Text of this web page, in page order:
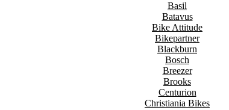
Basil
Batavus
Bike Attitude
Bikepartner
Blackburn
Bosch
Breezer
Brooks
Centurion
Christiania Bikes